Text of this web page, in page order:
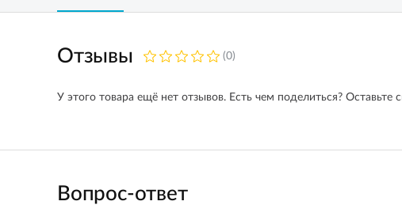
Отзывы (0)
У этого товара ещё нет отзывов. Есть чем поделиться? Оставьте
Вопрос-ответ